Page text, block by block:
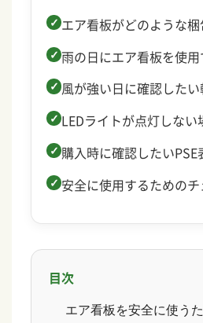
エア看板がどのような
雨の日にエア看板を使
風が強い日に確認した
LEDライトが点灯しな
購入時に確認したいPSE
安全に使用するための
目次
エア看板を安全に使う